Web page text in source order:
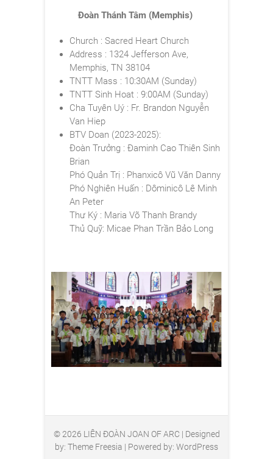
Đoàn Thánh Tâm (Memphis)
Church : Sacred Heart Church
Address : 1324 Jefferson Ave,
Memphis, TN 38104
TNTT Mass : 10:30AM (Sunday)
TNTT Sinh Hoat : 9:00AM (Sunday)
Cha Tuyên Uý : Fr. Brandon Nguyễn
Van Hiep
BTV Doan (2023-2025):
Đoàn Trưởng : Đaminh Cao Thiên Sinh
Brian
Phó Quản Trị : Phanxicô Vũ Văn Danny
Phó Nghiên Huấn : Dôminicô Lê Minh
An Peter
Thư Ký : Maria Võ Thanh Brandy
Thủ Quỹ: Micae Phan Trần Bảo Long
© 2026 LIÊN ĐOÀN JOAN OF ARC | Designed
by: Theme Freesia | Powered by: WordPress